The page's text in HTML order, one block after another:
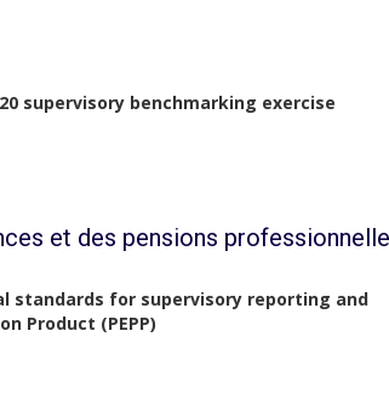
supervisory benchmarking exercise
et des pensions
standards for supervisory reporting and
Product (PEPP)